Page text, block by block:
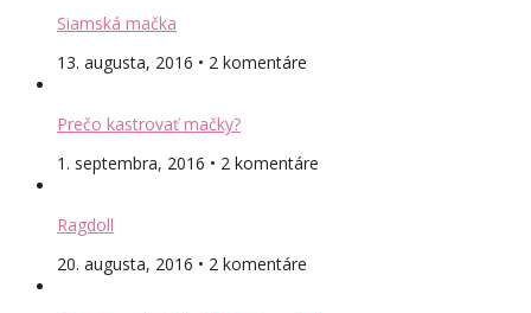
Siamská mačka
13. augusta, 2016 • 2 komentáre
Prečo kastrovať mačky?
1. septembra, 2016 • 2 komentáre
Ragdoll
20. augusta, 2016 • 2 komentáre